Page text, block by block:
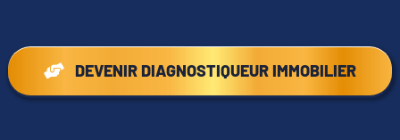
DEVENIR DIAGNOSTIQUEUR IMMOBILIER